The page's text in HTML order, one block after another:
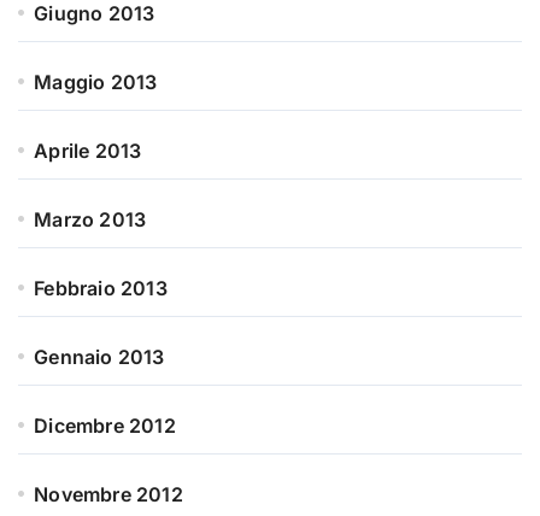
Giugno 2013
Maggio 2013
Aprile 2013
Marzo 2013
Febbraio 2013
Gennaio 2013
Dicembre 2012
Novembre 2012